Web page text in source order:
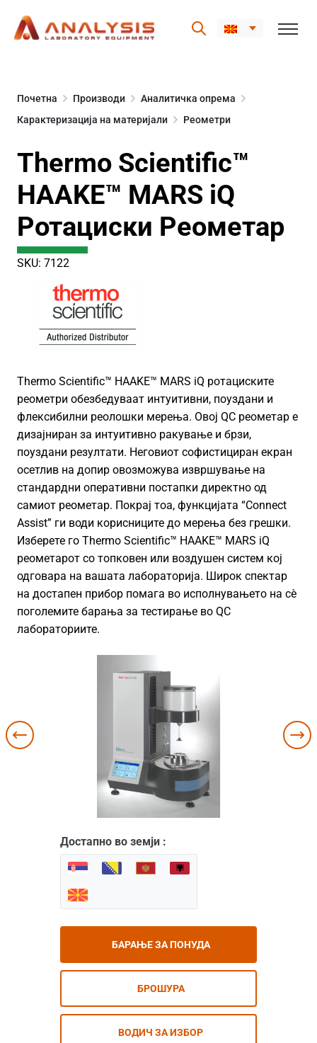
content
Почетна Производи
Аналитичка опрема
Карактеризација на материјали
Реометри
Thermo Scientific™
HAAKE™ MARS iQ
Ротациски Реометар
SKU: 7122
Thermo Scientific™ HAAKE™ MARS iQ ротациските
реометри обезбедуваат интуитивни, поуздани и
флексибилни реолошки мерења. Овој QC реометар е
дизајниран за интуитивно ракување и брзи,
поуздани резултати. Неговиот софистициран екран
осетлив на допир овозможува извршување на
стандардни оперативни постапки директно од
самиот реометар. Покрај тоа, функцијата “Connect
Assist” ги води корисниците до мерења без грешки.
Изберете го Thermo Scientific™ HAAKE™ MARS iQ
реометарот со топковен или воздушен систем кој
одговара на вашата лабораторија. Широк спектар
на достапен прибор помага во исполнувањето на сè
поголемите барања за тестирање во QC
лабораториите.
Достапно во земји :
БАРАЊЕ ЗА ПОНУДА
БРОШУРА
ВОДИЧ ЗА ИЗБОР